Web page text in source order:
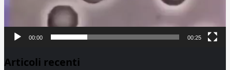
00:00 00:25
Articoli recenti